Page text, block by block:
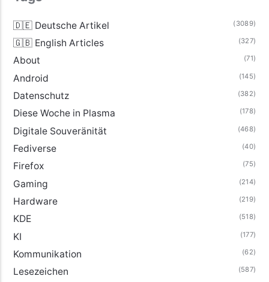
🇩🇪 Deutsche Artikel (3089)
🇬🇧 English Articles (327)
About (71)
Android (145)
Datenschutz (382)
Diese Woche in Plasma (178)
Digitale Souveränität (468)
Fediverse (40)
Firefox (75)
Gaming (214)
Hardware (219)
KDE (518)
KI (177)
Kommunikation (62)
Lesezeichen (587)